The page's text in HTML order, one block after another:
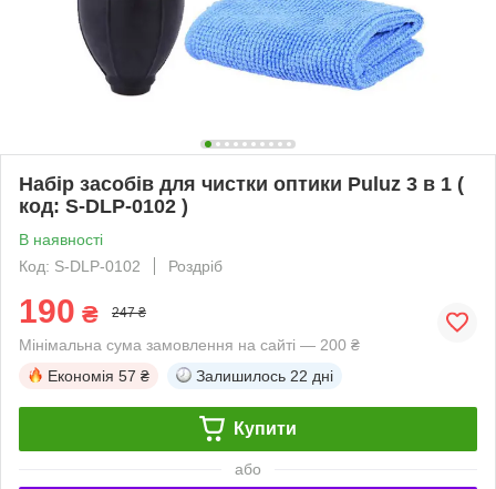
Набір засобів для чистки оптики Puluz 3 в 1 (
код: S-DLP-0102 )
В наявності
Код: S-DLP-0102
Роздріб
190 ₴ 247 ₴
Мінімальна сума замовлення на сайті — 200 ₴
Економія 57 ₴ Залишилось 22 дні
Купити
або